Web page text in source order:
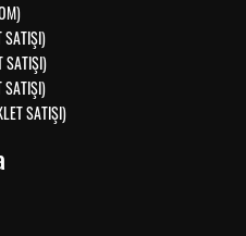
SATIŞI)
SATIŞI)